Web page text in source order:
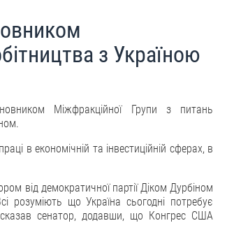
з Україною
Міжфракційної Групи з питань
в економічній та інвестиційній сферах, в
від демократичної партії Діком Дурбіном
розуміють що Україна сьогодні потребує
сказав сенатор, додавши, що Конгрес США